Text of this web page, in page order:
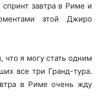
завтра в Риме и
этой Джиро
я могу стать одним
все три Гранд-тура.
в Риме очень жду